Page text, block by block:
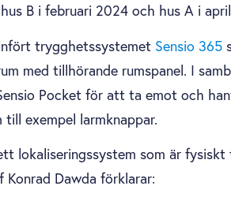
B i februari 2024 och hus A i
trygghetssystemet Sensio 365
med tillhörande rumspanel. I
Pocket för att ta emot och
exempel larmknappar.
lokaliseringssystem som är fysiskt
Konrad Dawda förklarar: